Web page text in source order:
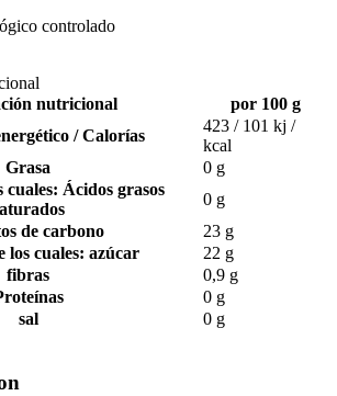
controlado
nutricional
por 100 g
/ Calorías
423 / 101 kj /
kcal
Grasa
0 g
cuales: Ácidos grasos
0 g
de carbono
23 g
los cuales: azúcar
22 g
fibras
0,9 g
0 g
sal
0 g